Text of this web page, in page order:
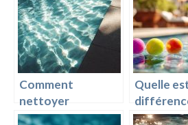
Comment
nettoyer
efficacement le
Quelle
chlore